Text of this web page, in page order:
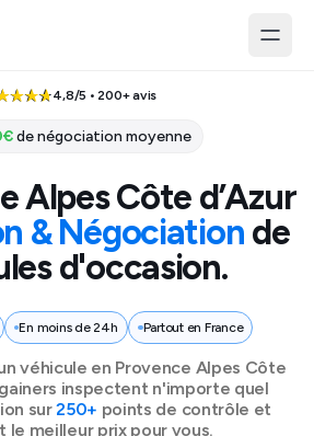
4,8/5 • 200+ avis
€de négociation moyenne
Alpes Côte d’Azur
& Négociation de
d'occasion.
En moins de 24h Partout en France
véhicule en Provence Alpes Côte
inspectent n'importe quel
sur250+ points de contrôle et
le meilleur prix pour vous.